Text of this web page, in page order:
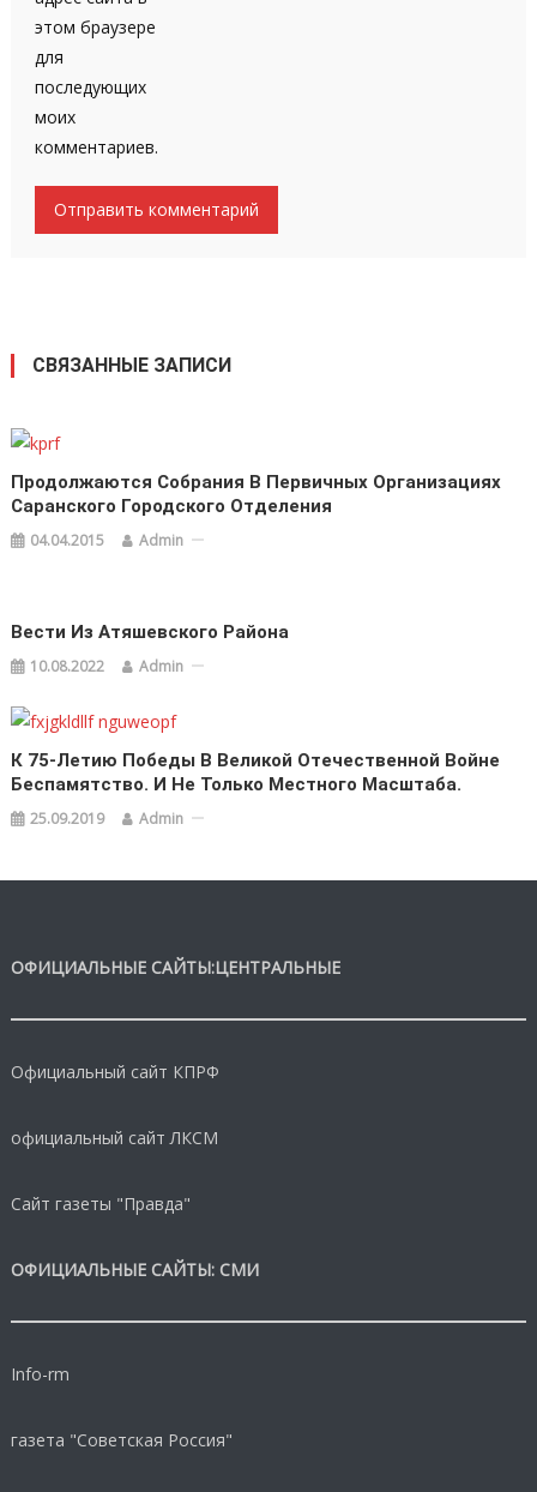
этом браузере
для
последующих
моих
комментариев.
СВЯЗАННЫЕ ЗАПИСИ
Продолжаются Собрания В Первичных Организациях
Саранского Городского Отделения
04.04.2015 Admin
Вести Из Атяшевского Района
10.08.2022 Admin
К 75-Летию Победы В Великой Отечественной Войне
Беспамятство. И Не Только Местного Масштаба.
25.09.2019 Admin
ОФИЦИАЛЬНЫЕ САЙТЫ:ЦЕНТРАЛЬНЫЕ
Официальный сайт КПРФ
официальный сайт ЛКСМ
Сайт газеты "Правда"
ОФИЦИАЛЬНЫЕ САЙТЫ: СМИ
Info-rm
газета "Советская Россия"